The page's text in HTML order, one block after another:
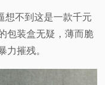
想不到这是一款千元
包装盒无疑，薄而脆
力摧残。